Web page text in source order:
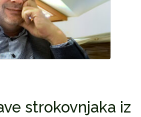
strokovnjaka iz